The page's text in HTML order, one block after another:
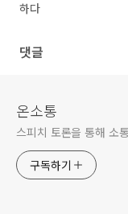
하다
댓글
온소통
스피치 토론을 통해 소
구독하기